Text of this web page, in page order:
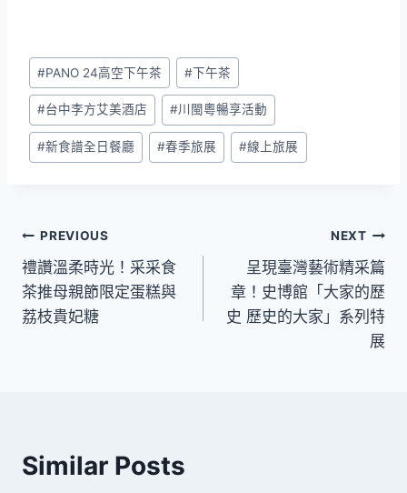
Post
Tags:
#PANO 24高空下午茶 #下午茶
#台中李方艾美酒店 #川閩粵暢享活動
#新食譜全日餐廳 #春季旅展 #線上旅展
文
章
導
PREVIOUS
禮讚溫柔時光！采采食
茶推母親節限定蛋糕與
荔枝貴妃糖
NEXT
呈現臺灣藝術精采篇
章！史博館「大家的歷
史 歷史的大家」系列特
展
Similar Posts